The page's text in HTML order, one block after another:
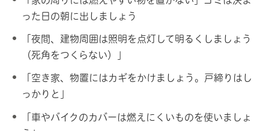
った日の朝に出しましょう
「夜間、建物周囲は照明を点灯して明るくしましょう
（死角をつくらない）」
「空き家、物置にはカギをかけましょう。戸締りはし
っかりと」
「車やバイクのカバーは燃えにくいものを使いましょ